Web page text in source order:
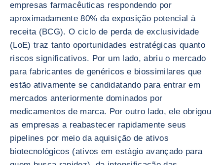
empresas farmacêuticas respondendo por
aproximadamente 80% da exposição potencial à
receita (BCG). O ciclo de perda de exclusividade
(LoE) traz tanto oportunidades estratégicas quanto
riscos significativos. Por um lado, abriu o mercado
para fabricantes de genéricos e biossimilares que
estão ativamente se candidatando para entrar em
mercados anteriormente dominados por
medicamentos de marca. Por outro lado, ele obrigou
as empresas a reabastecer rapidamente seus
pipelines por meio da aquisição de ativos
biotecnológicos (ativos em estágio avançado para